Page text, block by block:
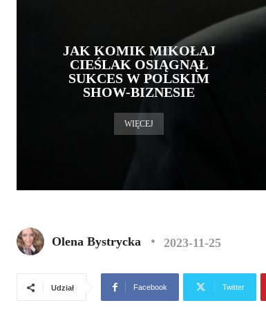
JAK KOMIK MIKOŁAJ
CIEŚLAK OSIĄGNĄŁ
SUKCES W POLSKIM
SHOW-BIZNESIE
WIĘCEJ
Olena Bystrycka 2023-11-25
Udział Facebook Twitter